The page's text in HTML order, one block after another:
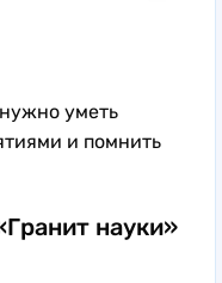
уметь
и помнить
науки»